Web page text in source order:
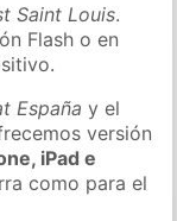
Saint Louis.
Flash o en
España y el
versión
iPad e
como para el